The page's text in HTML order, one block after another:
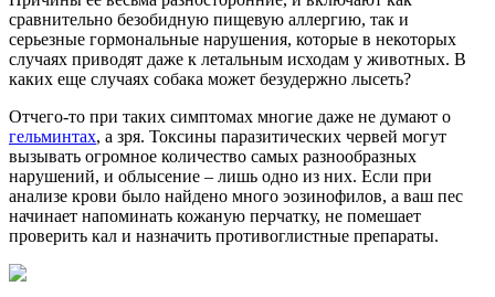
сравнительно безобидную пищевую аллергию, так и
серьезные гормональные нарушения, которые в некоторых
случаях приводят даже к летальным исходам у животных. В
каких еще случаях собака может безудержно лысеть?
Отчего-то при таких симптомах многие даже не думают о
гельминтах, а зря. Токсины паразитических червей могут
вызывать огромное количество самых разнообразных
нарушений, и облысение – лишь одно из них. Если при
анализе крови было найдено много эозинофилов, а ваш пес
начинает напоминать кожаную перчатку, не помешает
проверить кал и назначить противоглистные препараты.